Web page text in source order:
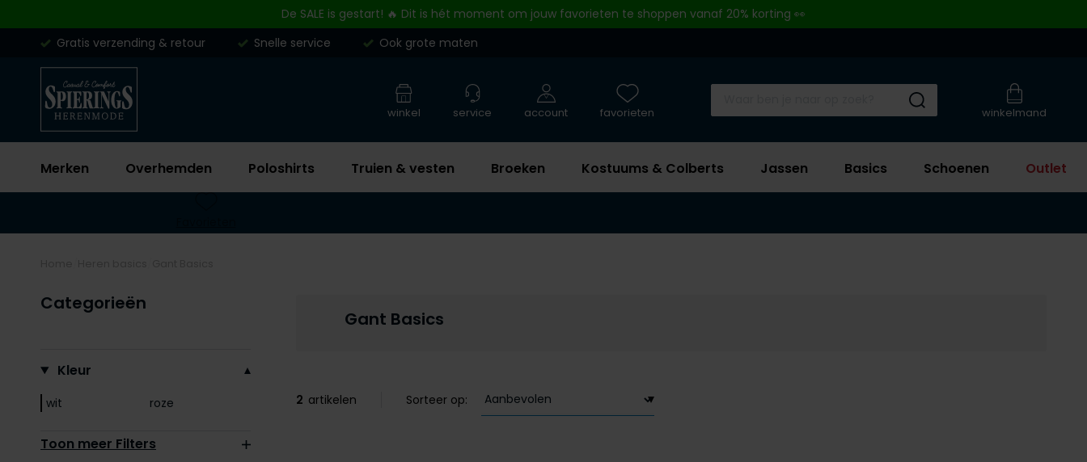
De SALE is gestart! 🔥 Dit is hét moment om jouw favorieten te shoppen vanaf 20% korting 👀
Gratis verzending & retour
Snelle service Ook grote maten
winkelmand
Submit search
Merken Overhemden Poloshirts Truien & vesten Broeken Kostuums & Colberts Jassen Basics Schoenen Outlet
winkel service account favorieten
Gant Basics
Categorieën
Kleur
wit roze
Toon meer Filters
2 artikelen Sorteer op: